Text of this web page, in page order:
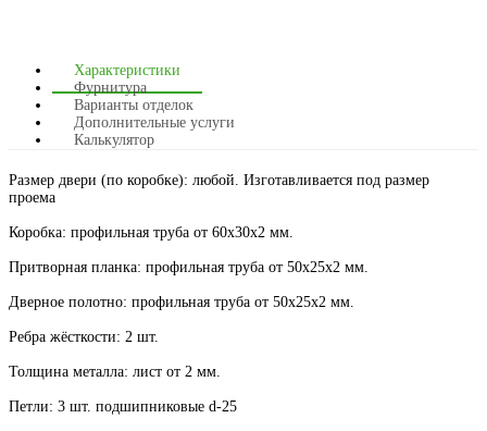
Характеристики
Фурнитура
Варианты отделок
Дополнительные услуги
Калькулятор
Размер двери (по коробке): любой. Изготавливается под размер
проема
Коробка: профильная труба от 60х30х2 мм.
Притворная планка: профильная труба от 50х25х2 мм.
Дверное полотно: профильная труба от 50х25х2 мм.
Ребра жёсткости: 2 шт.
Толщина металла: лист от 2 мм.
Петли: 3 шт. подшипниковые d-25